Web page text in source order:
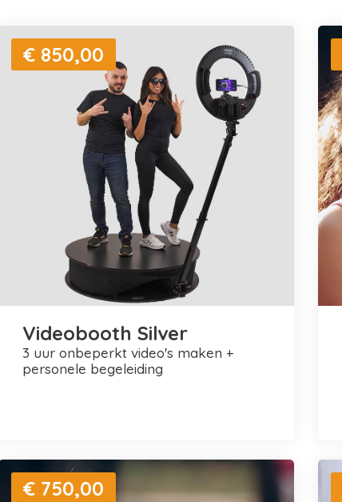
€ 850,00
Videobooth Silver
3 uur onbeperkt video's maken +
personele begeleiding
€ 750,00